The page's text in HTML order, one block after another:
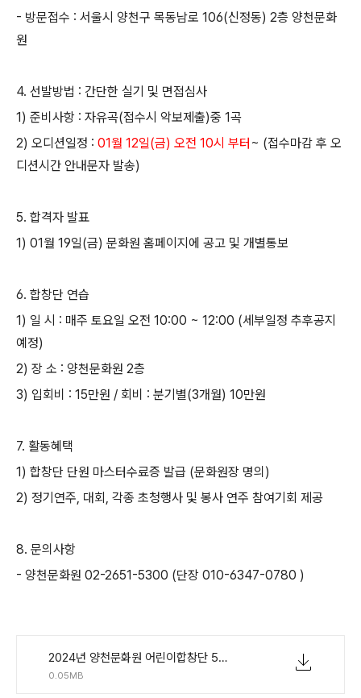
- 방문접수 : 서울시 양천구 목동남로 106(신정동) 2층 양천문화
원
4. 선발방법 : 간단한 실기 및 면접심사
1) 준비사항 : 자유곡(접수시 악보제출)중 1곡
2) 오디션일정 : 01월 12일(금) 오전 10시 부터 ~ (접수마감 후 오
디션시간 안내문자 발송)
5. 합격자 발표
1) 01월 19일(금) 문화원 홈페이지에 공고 및 개별통보
6. 합창단 연습
1) 일 시 : 매주 토요일 오전 10:00 ~ 12:00 (세부일정 추후공지
예정)
2) 장 소 : 양천문화원 2층
3) 입회비 : 15만원 / 회비 : 분기별(3개월) 10만원
7. 활동혜택
1) 합창단 단원 마스터수료증 발급 (문화원장 명의 )
2) 정기연주, 대회 , 각종 초청행사 및 봉사 연주 참여기회 제공
8. 문의사항
- 양천문화원 02-2651-5300 (단장 010-6347-0780 )
2024년 양천문화원 어린이합창단 5기 모집안내.hwp
0.05MB